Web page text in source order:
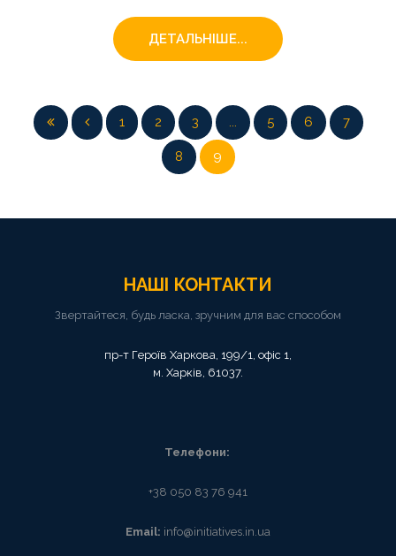
ДЕТАЛЬНІШЕ...
1 2 3 ... 5 6 7
8 9
НАШІ КОНТАКТИ
Звертайтеся, будь ласка, зручним для вас способом
пр-т Героїв Харкова, 199/1, офіс 1,
м. Харків, 61037.
Телефони:
+38 050 83 76 941
Email: info@initiatives.in.ua